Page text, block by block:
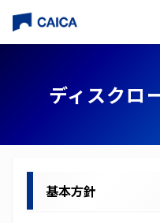
社長挨拶ディスクロ
基本方針